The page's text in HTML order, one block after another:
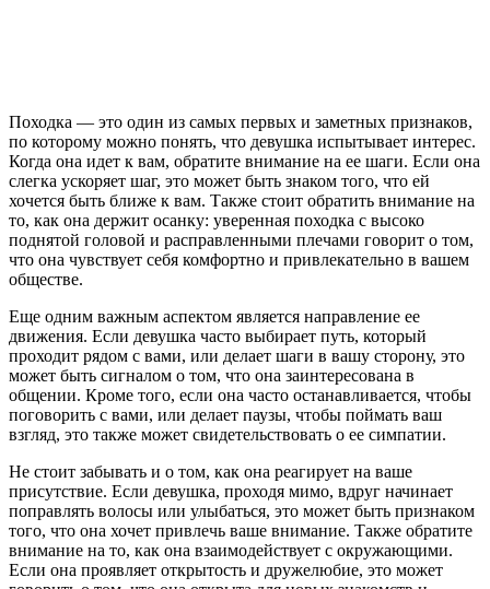
Походка — это один из самых первых и заметных признаков,
по которому можно понять, что девушка испытывает интерес.
Когда она идет к вам, обратите внимание на ее шаги. Если она
слегка ускоряет шаг, это может быть знаком того, что ей
хочется быть ближе к вам. Также стоит обратить внимание на
то, как она держит осанку: уверенная походка с высоко
поднятой головой и расправленными плечами говорит о том,
что она чувствует себя комфортно и привлекательно в вашем
обществе.
Еще одним важным аспектом является направление ее
движения. Если девушка часто выбирает путь, который
проходит рядом с вами, или делает шаги в вашу сторону, это
может быть сигналом о том, что она заинтересована в
общении. Кроме того, если она часто останавливается, чтобы
поговорить с вами, или делает паузы, чтобы поймать ваш
взгляд, это также может свидетельствовать о ее симпатии.
Не стоит забывать и о том, как она реагирует на ваше
присутствие. Если девушка, проходя мимо, вдруг начинает
поправлять волосы или улыбаться, это может быть признаком
того, что она хочет привлечь ваше внимание. Также обратите
внимание на то, как она взаимодействует с окружающими.
Если она проявляет открытость и дружелюбие, это может